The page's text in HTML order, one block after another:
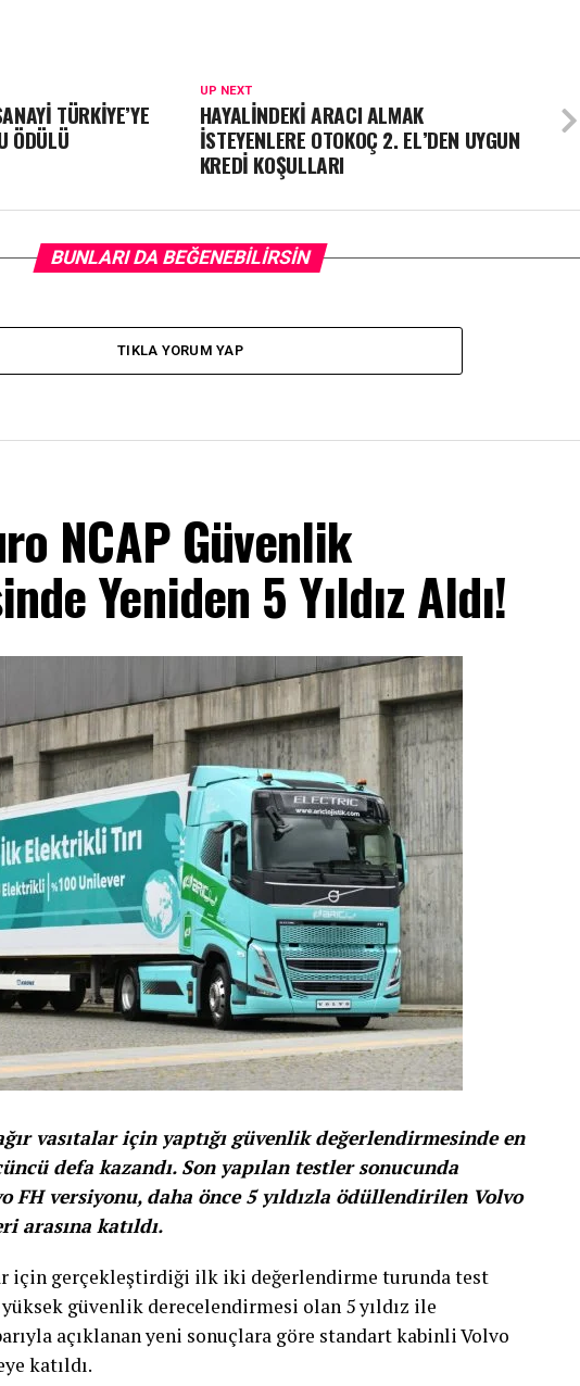
UP NEXT
HAYALİNDEKİ ARACI ALMAK
İSTEYENLERE OTOKOÇ 2. EL’DEN UYGUN
KREDİ KOŞULLARI
TÜRKİYE’YE
ÖDÜLÜ
BUNLARI DA BEĞENEBILIRSIN
TIKLA YORUM YAP
NCAP Güvenlik
Yeniden 5 Yıldız Aldı!
vasıtalar için yaptığı güvenlik değerlendirmesinde en
defa kazandı. Son yapılan testler sonucunda
versiyonu, daha önce 5 yıldızla ödüllendirilen Volvo
arasına katıldı.
için gerçekleştirdiği ilk iki değerlendirme turunda test
güvenlik derecelendirmesi olan 5 yıldız ile
açıklanan yeni sonuçlara göre standart kabinli Volvo
katıldı.